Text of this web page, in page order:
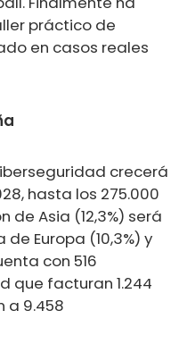
práctico de
en casos reales
crecerá
hasta los 275.000
de Asia (12,3%) será
Europa (10,3%) y
con 516
que facturan 1.244
a 9.458